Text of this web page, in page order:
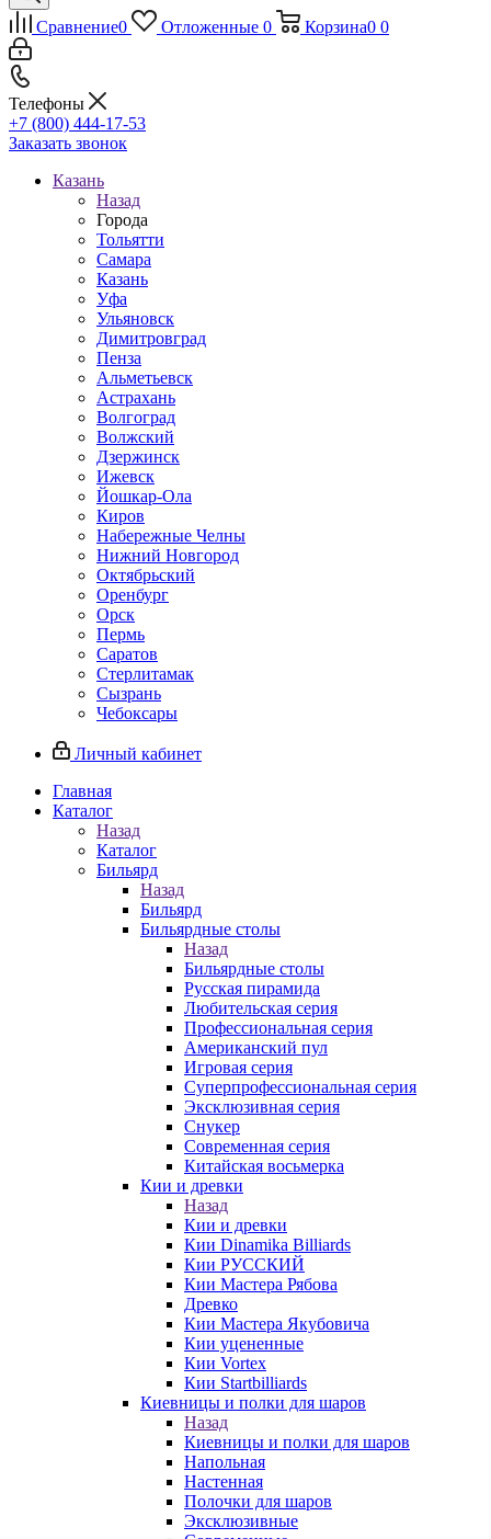
Сравнение0 Отложенные 0 Корзина0 0
Телефоны
+7 (800) 444-17-53
Заказать звонок
Казань
Назад
Города
Тольятти
Самара
Казань
Уфа
Ульяновск
Димитровград
Пенза
Альметьевск
Астрахань
Волгоград
Волжский
Дзержинск
Ижевск
Йошкар-Ола
Киров
Набережные Челны
Нижний Новгород
Октябрьский
Оренбург
Орск
Пермь
Саратов
Стерлитамак
Сызрань
Чебоксары
Личный кабинет
Главная
Каталог
Назад
Каталог
Бильярд
Назад
Бильярд
Бильярдные столы
Назад
Бильярдные столы
Русская пирамида
Любительская серия
Профессиональная серия
Американский пул
Игровая серия
Суперпрофессиональная серия
Эксклюзивная серия
Снукер
Современная серия
Китайская восьмерка
Кии и древки
Назад
Кии и древки
Кии Dinamika Billiards
Кии РУССКИЙ
Кии Мастера Рябова
Древко
Кии Мастера Якубовича
Кии уцененные
Кии Vortex
Кии Startbilliards
Киевницы и полки для шаров
Назад
Киевницы и полки для шаров
Напольная
Настенная
Полочки для шаров
Эксклюзивные